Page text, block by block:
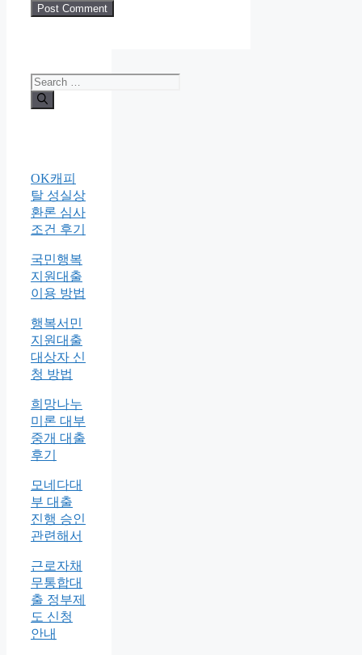
Search
for:
OK캐피
탈 성실상
환론 심사
조건 후기
국민행복
지원대출
이용 방법
행복서민
지원대출
대상자 신
청 방법
희망나누
미론 대부
중개 대출
후기
모네다대
부 대출
진행 승인
관련해서
근로자채
무통합대
출 정부제
도 신청
안내